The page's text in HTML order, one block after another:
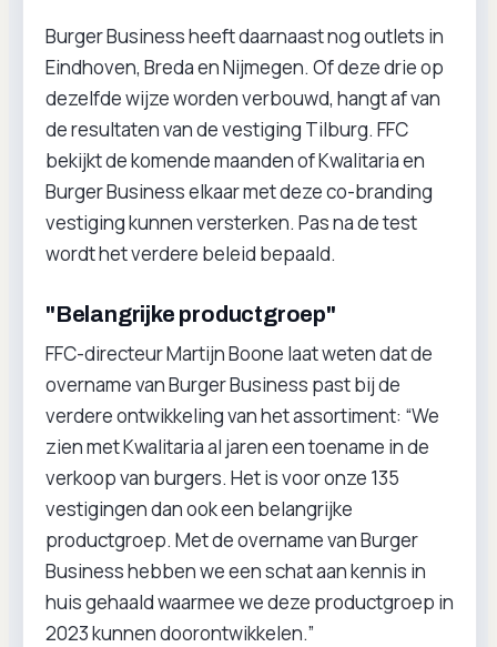
Burger Business heeft daarnaast nog outlets in
Eindhoven, Breda en Nijmegen. Of deze drie op
dezelfde wijze worden verbouwd, hangt af van
de resultaten van de vestiging Tilburg. FFC
bekijkt de komende maanden of Kwalitaria en
Burger Business elkaar met deze co-branding
vestiging kunnen versterken. Pas na de test
wordt het verdere beleid bepaald.
"Belangrijke productgroep"
FFC-directeur Martijn Boone laat weten dat de
overname van Burger Business past bij de
verdere ontwikkeling van het assortiment: “We
zien met Kwalitaria al jaren een toename in de
verkoop van burgers. Het is voor onze 135
vestigingen dan ook een belangrijke
productgroep. Met de overname van Burger
Business hebben we een schat aan kennis in
huis gehaald waarmee we deze productgroep in
2023 kunnen doorontwikkelen.”